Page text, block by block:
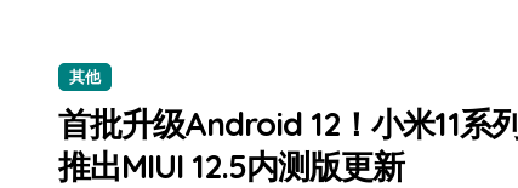
其他
首批升级Android 12！小米11系列
推出MIUI 12.5内测版更新